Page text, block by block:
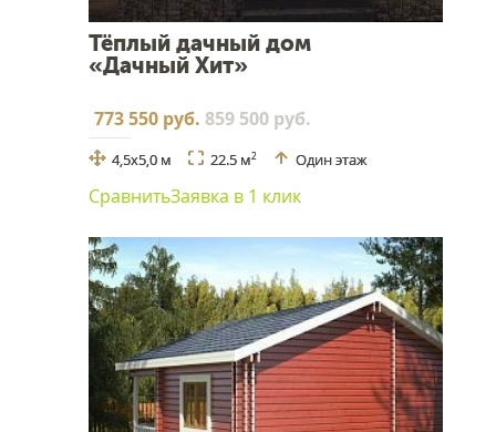
Тёплый дачный дом
«Дачный Хит»
773 550 руб. 859 500 руб.
4,5х5,0 м 22.5 м2 Один этаж
СравнитьЗаявка в 1 клик